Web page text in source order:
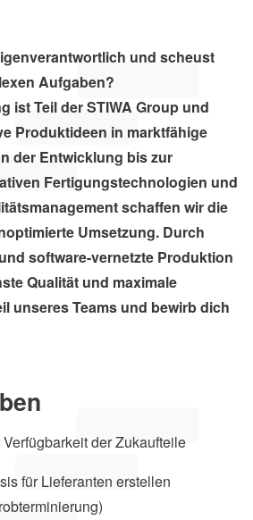
und scheust
Aufgaben?
ist Teil der STIWA Group und
Produktideen in marktfähige
der Entwicklung bis zur
Fertigungstechnologien und
schaffen wir die
Umsetzung. Durch
software-vernetzte Produktion
Qualität und maximale
unseres Teams und bewirb dich
der Zukaufteile
für Lieferanten erstellen